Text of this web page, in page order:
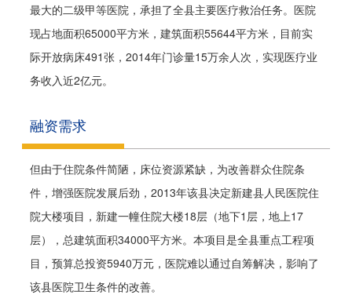
最大的二级甲等医院，承担了全县主要医疗救治任务。医院
现占地面积65000平方米，建筑面积55644平方米，目前实
际开放病床491张，2014年门诊量15万余人次，实现医疗业
务收入近2亿元。
融资需求
但由于住院条件简陋，床位资源紧缺，为改善群众住院条
件，增强医院发展后劲，2013年该县决定新建县人民医院住
院大楼项目，新建一幢住院大楼18层（地下1层，地上17
层），总建筑面积34000平方米。本项目是全县重点工程项
目，预算总投资5940万元，医院难以通过自筹解决，影响了
该县医院卫生条件的改善。